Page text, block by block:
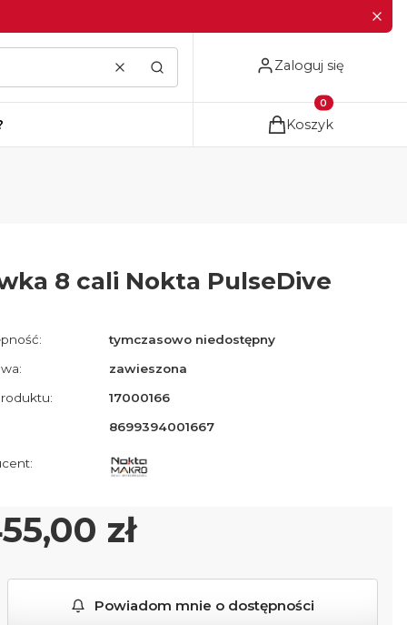
WyczyśćSzukaj
Zaloguj się
Produkty w
Koszyk
8 cali Nokta PulseDive
tymczasowo niedostępny
zawieszona
17000166
8699394001667
zł
Powiadom mnie o dostępności